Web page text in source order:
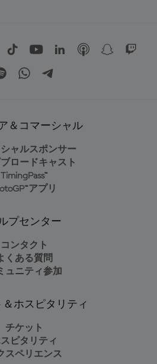
＆コマーシャル
ャルスポンサー
ロードキャスト
TimingPass™
アプリ
プセンター
コンタクト
くある質問
ュニティ参加
ホスピタリティ
チケット
ピタリティ
スペリエンス